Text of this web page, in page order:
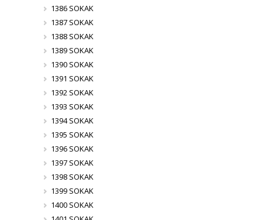
1386 SOKAK
1387 SOKAK
1388 SOKAK
1389 SOKAK
1390 SOKAK
1391 SOKAK
1392 SOKAK
1393 SOKAK
1394 SOKAK
1395 SOKAK
1396 SOKAK
1397 SOKAK
1398 SOKAK
1399 SOKAK
1400 SOKAK